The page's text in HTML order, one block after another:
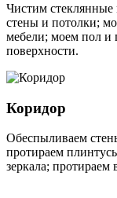
Чистим стеклянные
стены и потолки;
мебели; моем пол и
поверхности.
Коридор
Обеспыливаем
протираем
зеркала; протираем